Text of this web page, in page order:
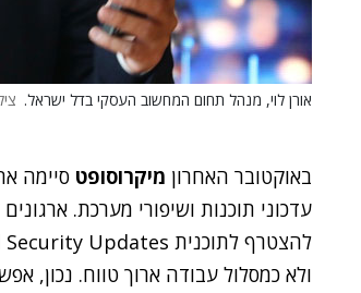
אורן לוי, מנהל תחום המחשוב העסקי בדל ישראל.
באוקטובר האחרון מיקרוסופט
עדכוני תוכנות ושיפורי מערכת.
ולא כמסלול עבודה ארוך טווח. נכון,